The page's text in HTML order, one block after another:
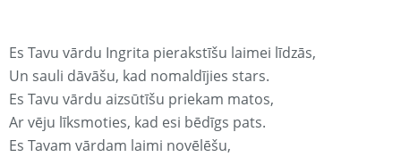
Es Tavu vārdu Ingrita pierakstīšu laimei līdzās,
Un sauli dāvāšu, kad nomaldījies stars.
Es Tavu vārdu aizsūtīšu priekam matos,
Ar vēju līksmoties, kad esi bēdīgs pats.
Es Tavam vārdam laimi novēlēšu,